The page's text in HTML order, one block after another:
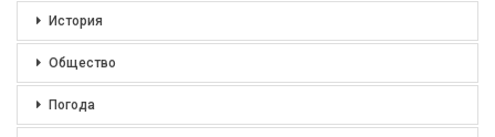
История
Общество
Погода